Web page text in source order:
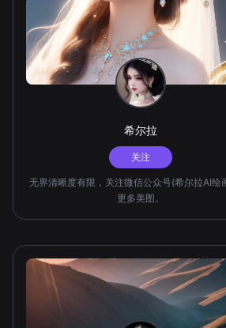
希尔拉
关注
无界清晰度有限，关注微信公众号(希尔拉AI绘
更多美图。